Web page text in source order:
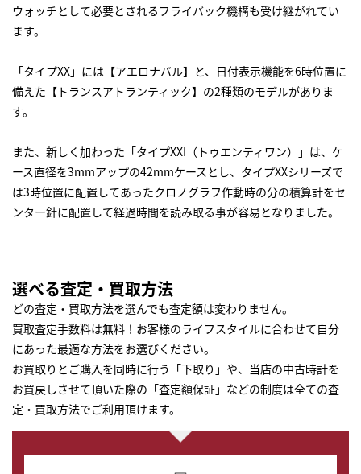
ウォッチとして必要とされるフライバック機構も受け継がれてい
ます。
「タイプXX」には【アエロナバル】と、日付表示機能を6時位置に
備えた【トランスアトランティック】の2種類のモデルがありま
す。
また、新しく加わった「タイプXXI（トゥエンティワン）」は、ケ
ース直径を3mmアップの42mmケースとし、タイプXXシリーズで
は3時位置に配置してあったクロノグラフ作動時の分の積算計をセ
ンター針に配置して経過時間を読み取る事が容易となりました。
選べる査定・買取方法
どの査定・買取方法を選んでも査定額は変わりません。
買取査定手数料は無料！お客様のライフスタイルに合わせて自分
にあった最適な方法をお選びください。
お買取りとご購入を同時に行う「下取り」や、当店の中古時計を
お買戻しさせて頂いた際の「査定額保証」などの制度は全ての査
定・買取方法でご利用頂けます。